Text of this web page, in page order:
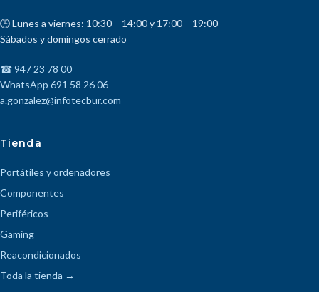
🕒 Lunes a viernes: 10:30 – 14:00 y 17:00 – 19:00
Sábados y domingos cerrado
☎ 947 23 78 00
WhatsApp 691 58 26 06
a.gonzalez@infotecbur.com
Tienda
Portátiles y ordenadores
Componentes
Periféricos
Gaming
Reacondicionados
Toda la tienda →